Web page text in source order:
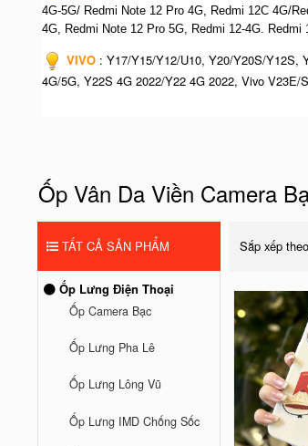
4G-5G/ Redmi Note 12 Pro 4G, Redmi 12C 4G/
4G, Redmi Note 12 Pro 5G, Redmi 12-4G.
VIVO : Y17/Y15/Y12/U10, Y20/Y20S/Y12S,
4G/5G, Y22S 4G 2022/Y22 4G 2022, Vivo
Ốp Vân Da Viền Camera
TẤT CẢ SẢN PHẨM
Ốp Lưng Điện Thoại
Ốp Camera Bạc
Ốp Lưng Pha Lê
Ốp Lưng Lông Vũ
Ốp Lưng IMD Chống Sốc
Sắp xếp theo